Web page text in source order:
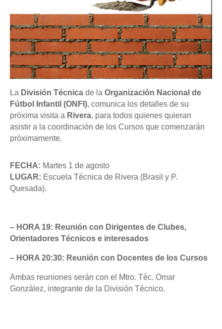
La División Técnica de la Organización Nacional de
Fútbol Infantil (ONFI), comunica los detalles de su
próxima visita a Rivera, para todos quienes quieran
asistir a la coordinación de los Cursos que comenzarán
próximamente.
FECHA: Martes 1 de agosto
LUGAR: Escuela Técnica de Rivera (Brasil y P.
Quesada).
– HORA 19: Reunión con Dirigentes de Clubes,
Orientadores Técnicos e interesados
– HORA 20:30: Reunión con Docentes de los Cursos
Ambas reuniones serán con el Mtro. Téc. Omar
González, integrante de la División Técnico.